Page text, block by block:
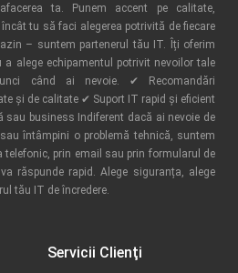
ta. Punem accent pe calitate,
tu să faci alegerea potrivită de fiecare
– suntem partenerul tău IT. Îți oferim
alege echipamentul potrivit nevoilor tale
când ai nevoie. ✔ Recomandări
și de calitate ✔ Suport IT rapid și eficient
sau business Indiferent dacă ai nevoie de
întâmpini o problemă tehnică, suntem
telefonic, prin email sau prin formularul de
răspunde rapid. Alege siguranța, alege
tău IT de încredere.
Servicii Clienţi